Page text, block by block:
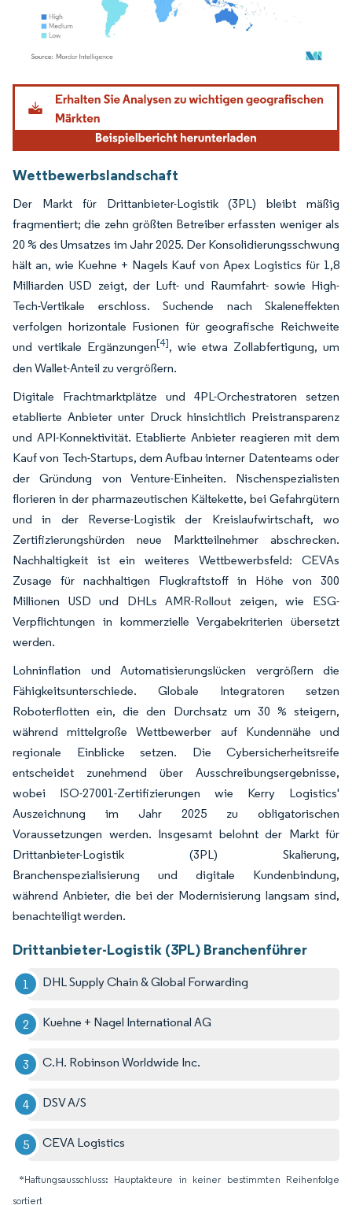
Bild © Mordor Intelligence. Wiederverwendung erfordert Namensnennung gemäß
Wettbewerbslandschaft
Der Markt für Drittanbieter-Logistik (3PL) bleibt mäßig
fragmentiert; die zehn größten Betreiber erfassten weniger als
20 % des Umsatzes im Jahr 2025. Der Konsolidierungsschwung
hält an, wie Kuehne + Nagels Kauf von Apex Logistics für 1,8
Milliarden USD zeigt, der Luft- und Raumfahrt- sowie High-
Tech-Vertikale erschloss. Suchende nach Skaleneffekten
verfolgen horizontale Fusionen für geografische Reichweite
und vertikale Ergänzungen[4], wie etwa Zollabfertigung, um
den Wallet-Anteil zu vergrößern.
Digitale Frachtmarktplätze und 4PL-Orchestratoren setzen
etablierte Anbieter unter Druck hinsichtlich Preistransparenz
und API-Konnektivität. Etablierte Anbieter reagieren mit dem
Kauf von Tech-Startups, dem Aufbau interner Datenteams oder
der Gründung von Venture-Einheiten. Nischenspezialisten
florieren in der pharmazeutischen Kältekette, bei Gefahrgütern
und in der Reverse-Logistik der Kreislaufwirtschaft, wo
Zertifizierungshürden neue Marktteilnehmer abschrecken.
Nachhaltigkeit ist ein weiteres Wettbewerbsfeld: CEVAs
Zusage für nachhaltigen Flugkraftstoff in Höhe von 300
Millionen USD und DHLs AMR-Rollout zeigen, wie ESG-
Verpflichtungen in kommerzielle Vergabekriterien übersetzt
werden.
Lohninflation und Automatisierungslücken vergrößern die
Fähigkeitsunterschiede. Globale Integratoren setzen
Roboterflotten ein, die den Durchsatz um 30 % steigern,
während mittelgroße Wettbewerber auf Kundennähe und
regionale Einblicke setzen. Die Cybersicherheitsreife
entscheidet zunehmend über Ausschreibungsergebnisse,
wobei ISO-27001-Zertifizierungen wie Kerry Logistics'
Auszeichnung im Jahr 2025 zu obligatorischen
Voraussetzungen werden. Insgesamt belohnt der Markt für
Drittanbieter-Logistik (3PL) Skalierung,
Branchenspezialisierung und digitale Kundenbindung,
während Anbieter, die bei der Modernisierung langsam sind,
benachteiligt werden.
Drittanbieter-Logistik (3PL) Branchenführer
DHL Supply Chain & Global Forwarding
Kuehne + Nagel International AG
C.H. Robinson Worldwide Inc.
DSV A/S
CEVA Logistics
*Haftungsausschluss: Hauptakteure in keiner bestimmten Reihenfolge
sortiert